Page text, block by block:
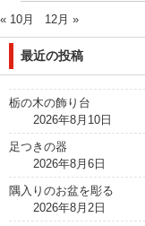
« 10月 12月 »
最近の投稿
栃の木の飾り台
2026年8月10日
足つきの器
2026年8月6日
隅入りのお盆を彫る
2026年8月2日